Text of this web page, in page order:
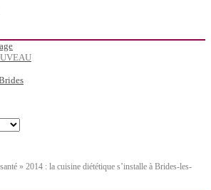
» 2014 : la cuisine diététique s’installe à Brides-les-